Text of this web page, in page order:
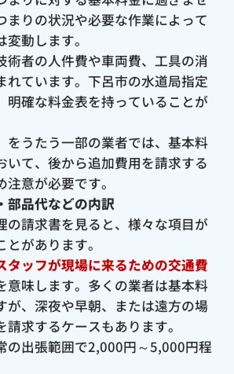
まりの状況や必要な作業によって
動します。
術者の人件費や車両費、工具の消
れています。下呂市の水道局指定
明確な料金表を持っていることが
をうたう一部の業者では、基本料
いて、後から追加費用を請求する
意が必要です。
部品代などの内訳
の請求書を見ると、様々な項目が
があります。
タッフが現場に来るための交通費
意味します。多くの業者は基本料
が、深夜や早朝、または遠方の場
求するケースもあります。
の出張範囲で2,000円～5,000円程